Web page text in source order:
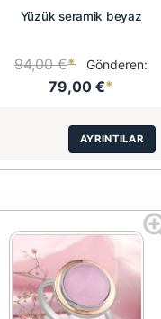
Yüzük seramik beyaz
94,00 €* Gönderen:
79,00 €*
AYRINTILAR